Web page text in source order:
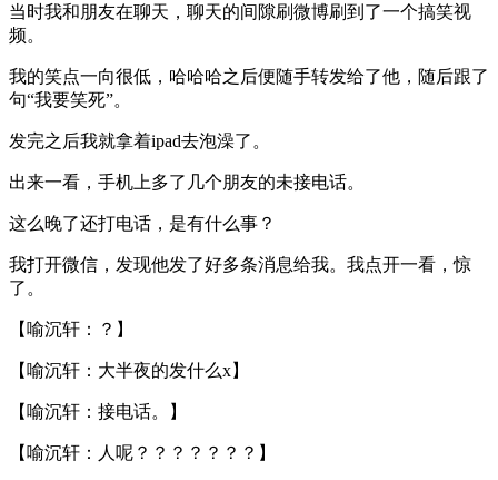
当时我和朋友在聊天，聊天的间隙刷微博刷到了一个搞笑视
频。
我的笑点一向很低，哈哈哈之后便随手转发给了他，随后跟了
句“我要笑死”。
发完之后我就拿着ipad去泡澡了。
出来一看，手机上多了几个朋友的未接电话。
这么晚了还打电话，是有什么事？
我打开微信，发现他发了好多条消息给我。我点开一看，惊
了。
【喻沉轩：？】
【喻沉轩：大半夜的发什么x】
【喻沉轩：接电话。】
【喻沉轩：人呢？？？？？？？】